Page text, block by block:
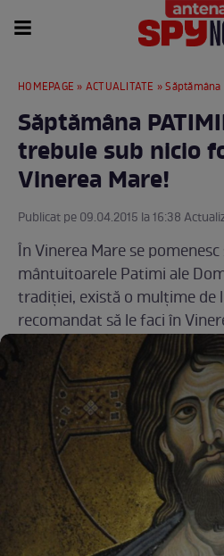
HOMEPAGE » ACTUALITATE » Săptămâna
Săptămâna
trebuie sub nicio
Vinerea Mare!
Publicat pe 09.04.2015 la 16:38
În Vinerea Mare se
mântuitoarele Patimi ale
tradiţiei, există o mulţime de
recomandat să le faci în